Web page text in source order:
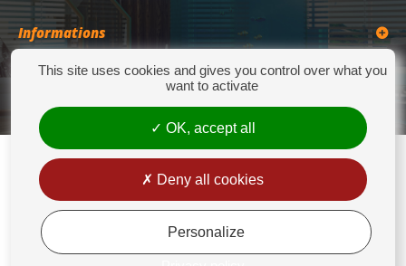
Informations
Catégories
276 Quater Route de la Bassée - 62300 LENS - Tél : +33(0)3 21 14 77 88 - Fax:
+33(0)3 21 14 77 89 - europrix@wanadoo.fr
Mentions légales
This site uses cookies and gives you control over what you
want to activate
OK, accept all
Deny all cookies
Personalize